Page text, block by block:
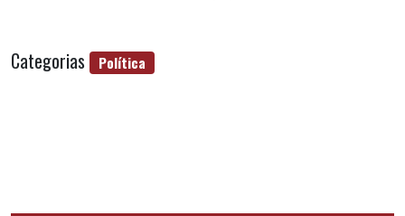
Categorias Política